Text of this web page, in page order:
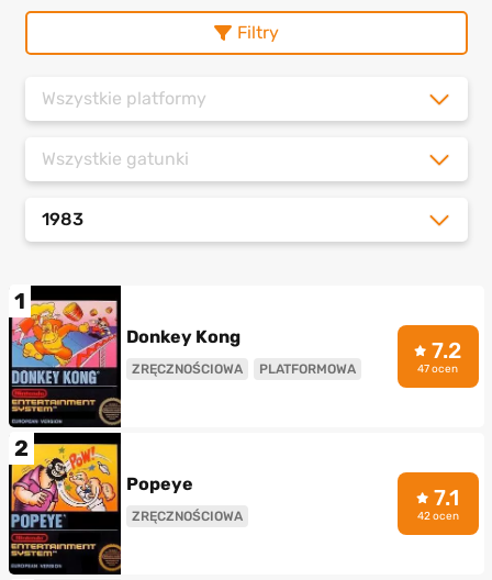
Filtry
Wszystkie platformy
Wszystkie gatunki
1983
1
Donkey Kong
ZRĘCZNOŚCIOWA PLATFORMOWA
7.2
47 ocen
2
Popeye
ZRĘCZNOŚCIOWA
7.1
42 ocen